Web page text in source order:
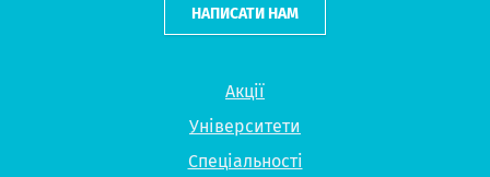
Акції
Університети
Спеціальності
НАПИСАТИ НАМ